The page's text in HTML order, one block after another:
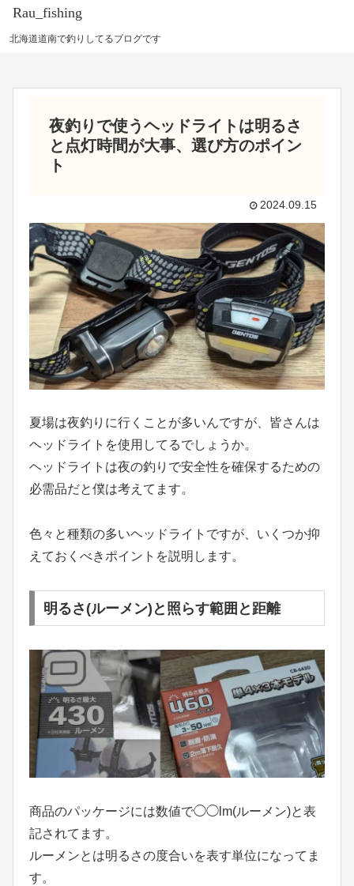
Rau_fishing
北海道道南で釣りしてるブログです
夜釣りで使うヘッドライトは明るさ
と点灯時間が大事、選び方のポイン
ト
2024.09.15
夏場は夜釣りに行くことが多いんですが、皆さんは
ヘッドライトを使用してるでしょうか。
ヘッドライトは夜の釣りで安全性を確保するための
必需品だと僕は考えてます。
色々と種類の多いヘッドライトですが、いくつか抑
えておくべきポイントを説明します。
明るさ(ルーメン)と照らす範囲と距離
商品のパッケージには数値で◯◯lm(ルーメン)と表
記されてます。
ルーメンとは明るさの度合いを表す単位になってま
す。